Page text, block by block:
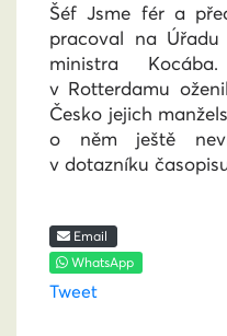
Šéf Jsme fér a
pracoval na
ministra
v Rotterdamu
Česko jejich
o něm ještě
v dotazníku
Email
WhatsApp
Tweet